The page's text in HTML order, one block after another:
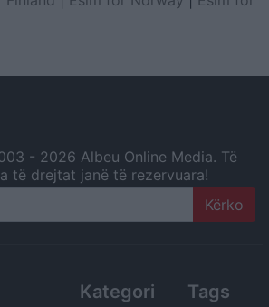
- 2026 Albeu Online Media. Të
të drejtat janë të rezervuara!
Kategori Tags